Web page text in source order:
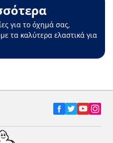
για το όχημά σας,
τα καλύτερα ελαστικά για